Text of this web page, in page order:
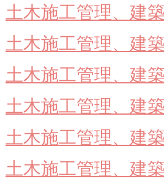
土木施工管理、建
土木施工管理、建
土木施工管理、建
土木施工管理、建
土木施工管理、建
土木施工管理、建